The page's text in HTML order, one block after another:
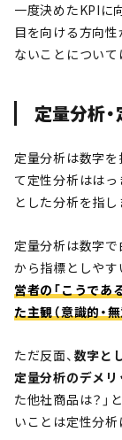
一度決めたKPIに
目を向ける方向
ないことについて
定量分析
定量分析は数字を
て定性分析はは
とした分析を指し
定量分析は数字
から指標としやす
営者の「こうであ
た主観（意識的・
ただ反面、 数字と
定量分析のデメリ
た他社商品は？」
いことは定性分析